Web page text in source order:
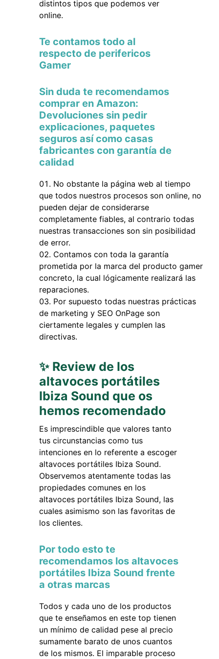
distintos tipos que podemos ver
online.
Te contamos todo al
respecto de perifericos
Gamer
Sin duda te recomendamos
comprar en Amazon:
Devoluciones sin pedir
explicaciones, paquetes
seguros así como casas
fabricantes con garantía de
calidad
No obstante la página web al tiempo
que todos nuestros procesos son online, no
pueden dejar de considerarse
completamente fiables, al contrario todas
nuestras transacciones son sin posibilidad
de error.
Contamos con toda la garantía
prometida por la marca del producto gamer
concreto, la cual lógicamente realizará las
reparaciones.
Por supuesto todas nuestras prácticas
de marketing y SEO OnPage son
ciertamente legales y cumplen las
directivas.
✨ Review de los
altavoces portátiles
Ibiza Sound que os
hemos recomendado
Es imprescindible que valores tanto
tus circunstancias como tus
intenciones en lo referente a escoger
altavoces portátiles Ibiza Sound.
Observemos atentamente todas las
propiedades comunes en los
altavoces portátiles Ibiza Sound, las
cuales asimismo son las favoritas de
los clientes.
Por todo esto te
recomendamos los altavoces
portátiles Ibiza Sound frente
a otras marcas
Todos y cada uno de los productos
que te enseñamos en este top tienen
un mínimo de calidad pese al precio
sumamente barato de unos cuantos
de los mismos. El imparable proceso